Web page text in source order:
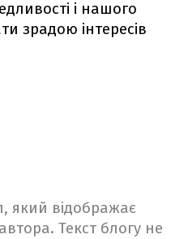
і нашого
зрадою інтересів
який відображає
Текст блогу не